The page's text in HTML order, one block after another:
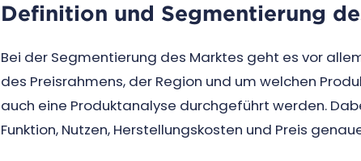
Definition und Segmentierung
Bei der Segmentierung des Marktes geht es vor
des Preisrahmens, der Region und um welchen
auch eine Produktanalyse durchgeführt werden.
Funktion, Nutzen, Herstellungskosten und Preis